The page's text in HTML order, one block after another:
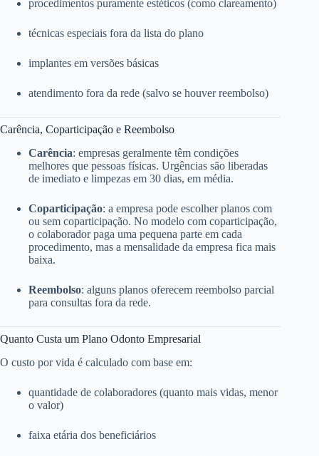
procedimentos puramente estéticos (como clareamento)
técnicas especiais fora da lista do plano
implantes em versões básicas
atendimento fora da rede (salvo se houver reembolso)
Carência, Coparticipação e Reembolso
Carência: empresas geralmente têm condições
melhores que pessoas físicas. Urgências são liberadas
de imediato e limpezas em 30 dias, em média.
Coparticipação: a empresa pode escolher planos com
ou sem coparticipação. No modelo com coparticipação,
o colaborador paga uma pequena parte em cada
procedimento, mas a mensalidade da empresa fica mais
baixa.
Reembolso: alguns planos oferecem reembolso parcial
para consultas fora da rede.
Quanto Custa um Plano Odonto Empresarial
O custo por vida é calculado com base em:
quantidade de colaboradores (quanto mais vidas, menor
o valor)
faixa etária dos beneficiários